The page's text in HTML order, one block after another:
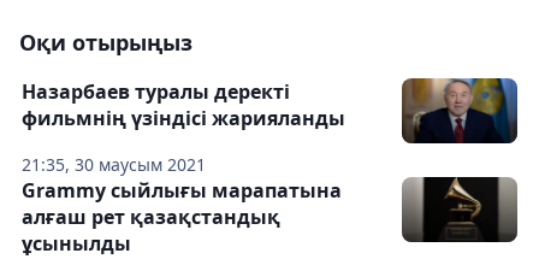
Оқи отырыңыз
21:35, 30 маусым 2021
Назарбаев туралы деректі
фильмнің үзіндісі жарияланды
Grammy сыйлығы марапатына
алғаш рет қазақстандық
ұсынылды